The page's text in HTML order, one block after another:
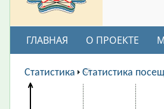
ГЛАВНАЯ О ПРОЕКТЕ
ВАКАНСИИ
Статистика Статистика